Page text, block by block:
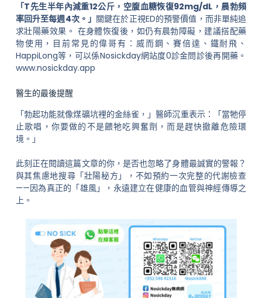
「T先生半年內減重12公斤，空腹血糖恢復92mg/dL，晨勃頻
率回升至每週4次。」 關鍵在於正視ED的預警價值，而非單純追
求壯陽藥效果。 在身體恢復後，如仍有晨勃障礙，建議搭配藥
物使用，目前常見的偉哥有：威而鋼、賽倍達、鐵耐飛、
HappiLong等，可以係Nosickday網站度0診金問診後再開藥。
www.nosickday.app
醫生的最後提醒
「勃起功能就像煤礦坑裡的金絲雀，」醫師沉重表示：「當牠停
止歌唱，你要做的不是餵牠吃興奮劑，而是趕快撤離危險環
境。」
此刻正在閱讀這篇文章的你，是否也忽略了身體最誠實的警報？
與其焦慮地搜尋「壯陽秘方」，不如預約一次完整的代謝檢查
——因為真正的「雄風」，永遠建立在健康的血管與神經傳導之
上。